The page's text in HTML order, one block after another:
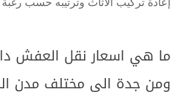
إعادة تركيب الأثاث وترتيبه حسب
ما هي اسعار نقل العفش
ومن جدة الى مختلف مدن